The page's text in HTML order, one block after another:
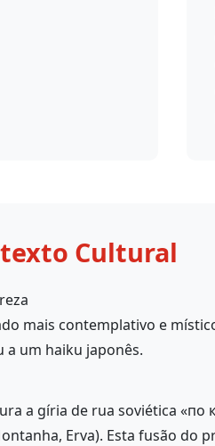
Cultural
mais contemplativo e
a um haiku japonês.
a gíria de rua soviética «по
Erva). Esta fusão